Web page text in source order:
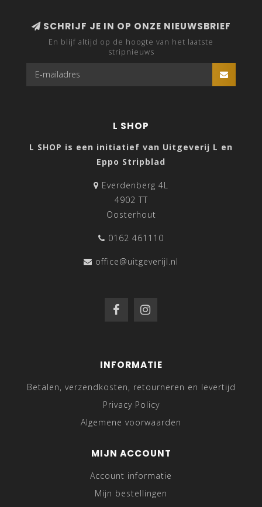
SCHRIJF JE IN OP ONZE NIEUWSBRIEF
En blijf altijd op de hoogte van het laatste
stripnieuws
L SHOP
L SHOP is een initiatief van Uitgeverij L en
Eppo Stripblad
Everdenberg 4L
4902 TT
Oosterhout
0162 461110
office@uitgeverijl.nl
INFORMATIE
Betalen, verzendkosten, retourneren en levertijd
Privacy Policy
Algemene voorwaarden
MIJN ACCOUNT
Account informatie
Mijn bestellingen